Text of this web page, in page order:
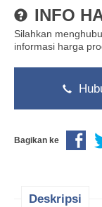
INFO
Silahkan
informasi harga
Bagikan ke
Deskripsi